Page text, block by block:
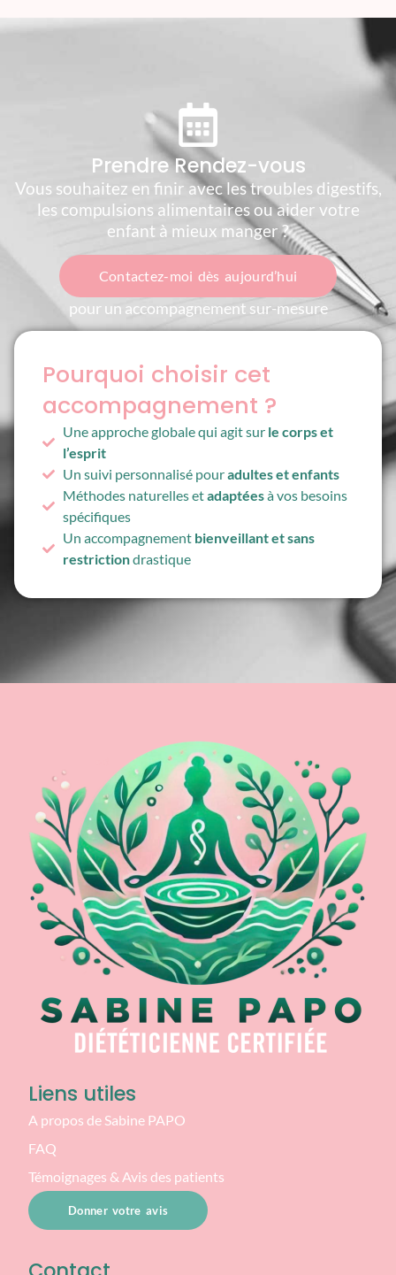
Prendre Rendez-vous
Vous souhaitez en finir avec les troubles digestifs,
les compulsions alimentaires ou aider votre
enfant à mieux manger ?
Contactez-moi dès aujourd’hui
pour un accompagnement sur-mesure
Pourquoi choisir cet
accompagnement ?
Une approche globale qui agit sur le corps et
l’esprit
Un suivi personnalisé pouradultes et enfants
Méthodes naturelles etadaptéesà vos besoins
spécifiques
Un accompagnement bienveillant et sans
restrictiondrastique
Liens utiles
A propos de Sabine PAPO
FAQ
Témoignages & Avis des patients
Donner votre avis